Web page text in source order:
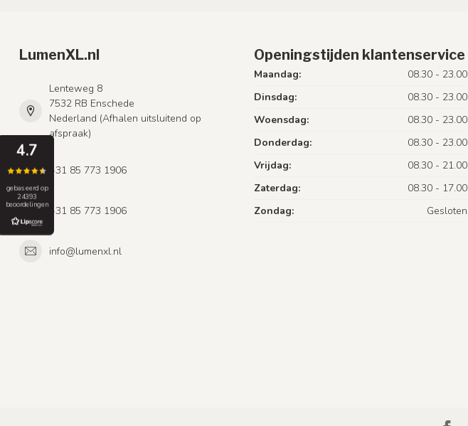
4.7
gebaseerd op
24393
beoordelingen
LumenXL.nl
Lenteweg 8
7532 RB Enschede
Nederland (Afhalen uitsluitend op
afspraak)
+31 85 773 1906
+31 85 773 1906
info@lumenxl.nl
Openingstijden klantenservice
Maandag:
08.30 - 23.00
Dinsdag:
08.30 - 23.00
Woensdag:
08.30 - 23.00
Donderdag:
08.30 - 23.00
Vrijdag:
08.30 - 21.00
Zaterdag:
08.30 - 17.00
Zondag:
Gesloten